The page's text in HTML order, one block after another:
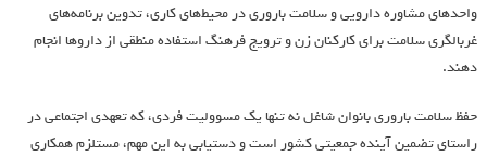
واحدهای مشاوره دارویی و سلامت باروری در محیط‌های کاری، تدوین برنامه‌های
غربالگری سلامت برای کارکنان زن و ترویج فرهنگ استفاده منطقی از داروها انجام
دهند.
حفظ سلامت باروری بانوان شاغل نه تنها یک مسوولیت فردی، که تعهدی اجتماعی در
راستای تضمین آینده جمعیتی کشور است و دستیابی به این مهم، مستلزم همکاری